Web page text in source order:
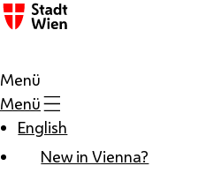
Zum Inhalt
Menü
Menü
English
New in Vienna?